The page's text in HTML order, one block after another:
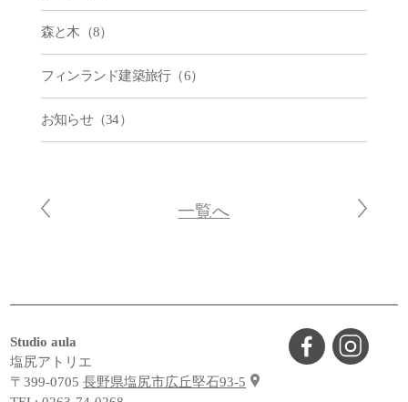
森と木（8）
フィンランド建築旅行（6）
お知らせ（34）
一覧へ
Studio aula
塩尻アトリエ
〒399-0705 長野県塩尻市広丘堅石93-5